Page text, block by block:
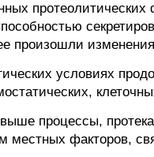
произошли
условиях
процессы,
местных факторов,